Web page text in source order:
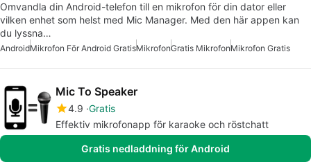
Omvandla din Android-telefon till en mikrofon för din dator eller
vilken enhet som helst med Mic Manager. Med den här appen kan
du lyssna…
AndroidMikrofon För Android GratisMikrofonGratis MikrofonMikrofon Gratis
Mic To Speaker
4.9 Gratis
Effektiv mikrofonapp för karaoke och röstchatt
Gratis nedladdning för Android